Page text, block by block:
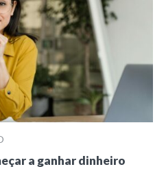
a ganhar dinheiro